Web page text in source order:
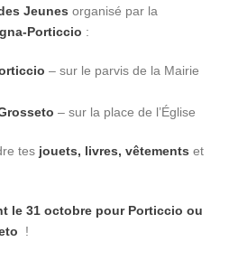
Jeunes organisé par la
Porticcio :
– sur le parvis de la Mairie
– sur la place de l’Église
tes jouets, livres, vêtements et
le 31 octobre pour Porticcio ou
!